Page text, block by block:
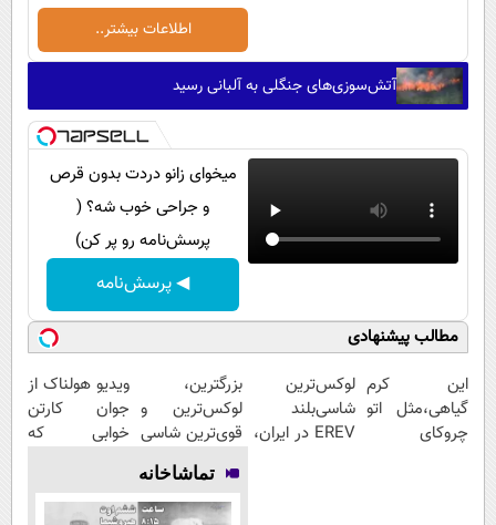
اطلاعات بیشتر..
آتش‌سوزی‌های جنگلی به آلبانی رسید
میخوای زانو دردت بدون قرص
و جراحی خوب شه؟ (
پرسش‌نامه رو پر کن)
◀ پرسش‌نامه
مطالب پیشنهادی
این کرم
گیاهی،مثل اتو
چروکای
لوکس‌ترین
شاسی‌بلند
EREV در ایران،
بزرگترین،
لوکس‌ترین و
قوی‌ترین شاسی
بلند EREV در
در ایران رونمایی
شد
ویدیو هولناک از
جوان کارتن
خوابی که
تماشاخانه